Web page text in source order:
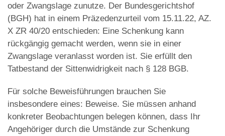
oder Zwangslage zunutze. Der Bundesgerichtshof
(BGH) hat in einem Präzedenzurteil vom 15.11.22, AZ.
X ZR 40/20 entschieden: Eine Schenkung kann
rückgängig gemacht werden, wenn sie in einer
Zwangslage veranlasst worden ist. Sie erfüllt den
Tatbestand der Sittenwidrigkeit nach § 128 BGB.
Für solche Beweisführungen brauchen Sie
insbesondere eines: Beweise. Sie müssen anhand
konkreter Beobachtungen belegen können, dass Ihr
Angehöriger durch die Umstände zur Schenkung